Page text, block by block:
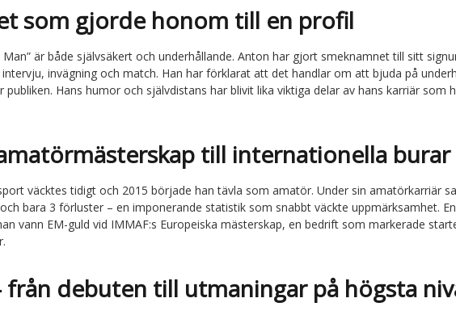
som gjorde honom till en profil
Man” är både självsäkert och underhållande. Anton har gjort smeknamnet till sitt
invägning och match. Han har förklarat att det handlar om att bjuda på
Hans humor och självdistans har blivit lika viktiga delar av hans karriär som
till internationella burar
väcktes tidigt och 2015 började han tävla som amatör. Under sin amatörkarriär
bara 3 förluster – en imponerande statistik som snabbt väckte uppmärksamhet. En
vann EM-guld vid IMMAF:s Europeiska mästerskap, en bedrift som markerade
från debuten till utmaningar på högsta